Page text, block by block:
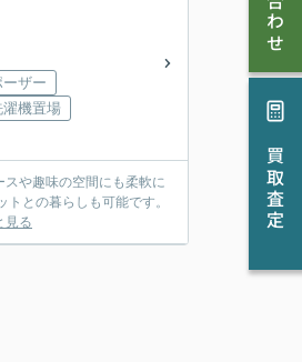
買取査定
ザー
濯機置場
や趣味の空間にも柔軟に
との暮らしも可能です。
見る